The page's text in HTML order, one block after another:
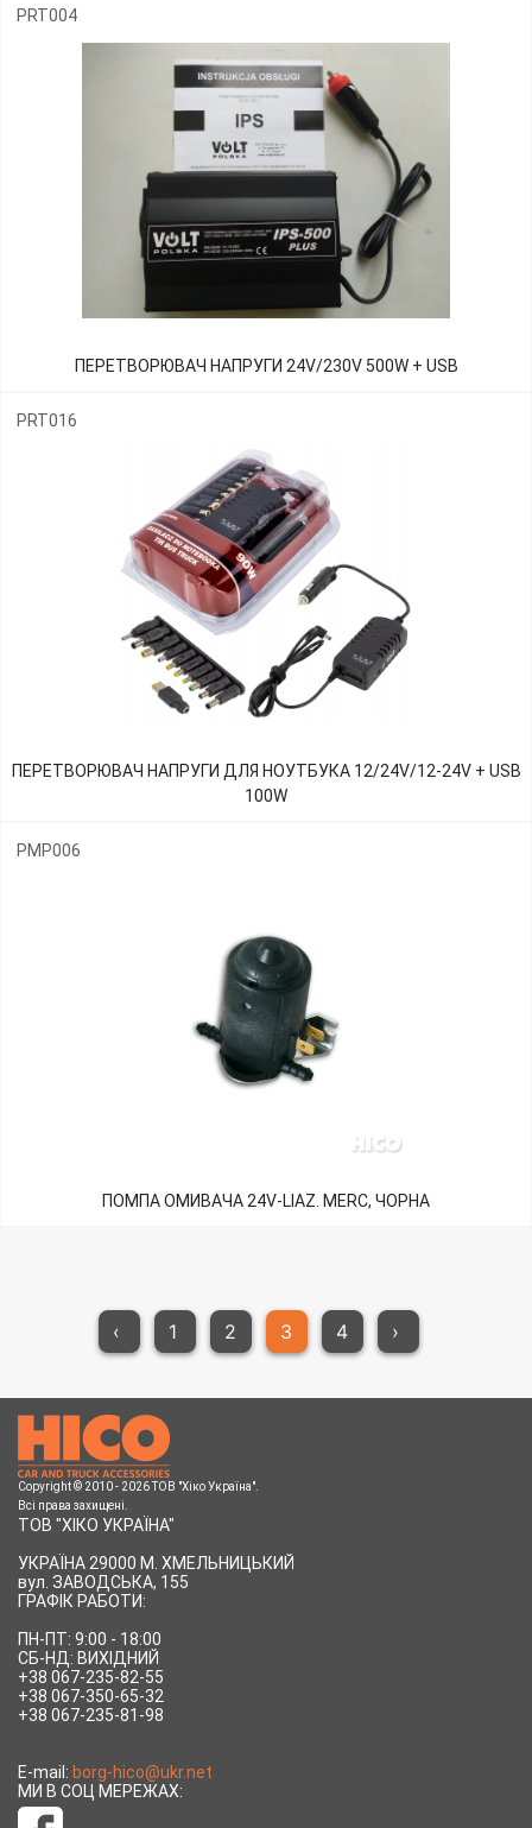
PRT004
ПЕРЕТВОРЮВАЧ НАПРУГИ 24V/230V 500W + USB
PRT016
ПЕРЕТВОРЮВАЧ НАПРУГИ ДЛЯ НОУТБУКА 12/24V/12-24V + USB
100W
PMP006
ПОМПА ОМИВАЧА 24V-LIAZ. MERC, ЧОРНА
‹ 1 2 3 4 ›
Copyright © 2010 - 2026 ТОВ "Хіко Україна".
Всі права захищені.
ТОВ "ХІКО УКРАЇНА"
УКРАЇНА 29000 М. ХМЕЛЬНИЦЬКИЙ
вул. ЗАВОДСЬКА, 155
ГРАФІК РАБОТИ:
ПН-ПТ: 9:00 - 18:00
СБ-НД: ВИХІДНИЙ
+38 067-235-82-55
+38 067-350-65-32
+38 067-235-81-98
E-mail: borg-hico@ukr.net
МИ В СОЦ МЕРЕЖАХ: